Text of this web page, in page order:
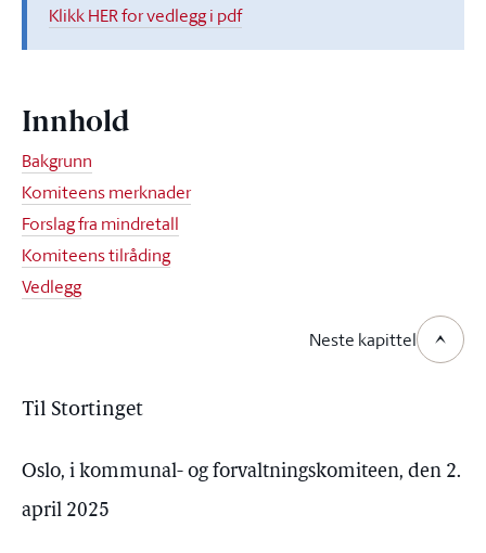
Klikk HER for vedlegg i pdf
Innhold
Bakgrunn
Komiteens merknader
Forslag fra mindretall
Komiteens tilråding
Vedlegg
Neste kapittel
Til Stortinget
Oslo, i kommunal- og forvaltningskomiteen, den 2.
april 2025